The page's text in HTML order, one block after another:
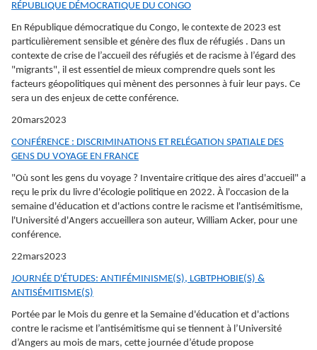
RÉPUBLIQUE DÉMOCRATIQUE DU CONGO
En République démocratique du Congo, le contexte de 2023 est
particulièrement sensible et génère des flux de réfugiés . Dans un
contexte de crise de l’accueil des réfugiés et de racisme à l’égard des
"migrants", il est essentiel de mieux comprendre quels sont les
facteurs géopolitiques qui mènent des personnes à fuir leur pays. Ce
sera un des enjeux de cette conférence.
20mars2023
CONFÉRENCE : DISCRIMINATIONS ET RELÉGATION SPATIALE DES
GENS DU VOYAGE EN FRANCE
"Où sont les gens du voyage ? Inventaire critique des aires d'accueil" a
reçu le prix du livre d'écologie politique en 2022. À l'occasion de la
semaine d'éducation et d'actions contre le racisme et l'antisémitisme,
l'Université d'Angers accueillera son auteur, William Acker, pour une
conférence.
22mars2023
JOURNÉE D'ÉTUDES: ANTIFÉMINISME(S), LGBTPHOBIE(S) &
ANTISÉMITISME(S)
Portée par le Mois du genre et la Semaine d'éducation et d'actions
contre le racisme et l’antisémitisme qui se tiennent à l’Université
d’Angers au mois de mars, cette journée d’étude propose